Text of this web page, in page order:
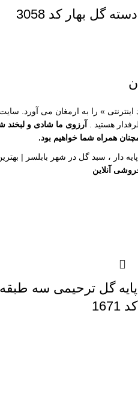
دسته گل بهار کد 3058
» را به ارمغان می آورد. سایت
هستید . آرزوی ما شادی و لبخند
همراه شما خواهیم بود.
دار ، سبد گل در شهر بابلسر |
آنلاین
پایه گل ترحیمی سه طبقه
کد 1671